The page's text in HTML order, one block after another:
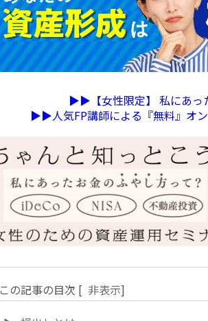
▶︎▶︎【女性限定】 私にあ
▶︎▶︎人気FP講師による『無料』オ
この記事の目次 [ 非表示]